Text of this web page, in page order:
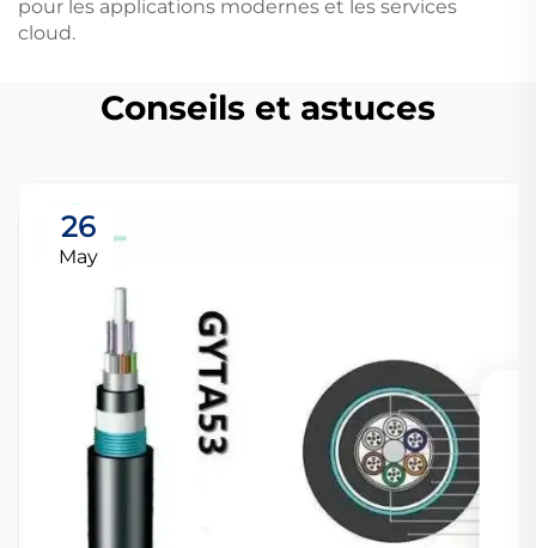
pour les applications modernes et les services
cloud.
Conseils et astuces
26
May